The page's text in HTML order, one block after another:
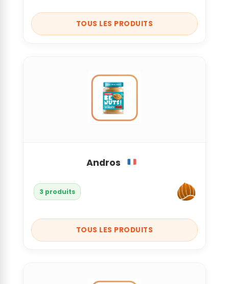
TOUS LES PRODUITS
Andros
3 produits
TOUS LES PRODUITS